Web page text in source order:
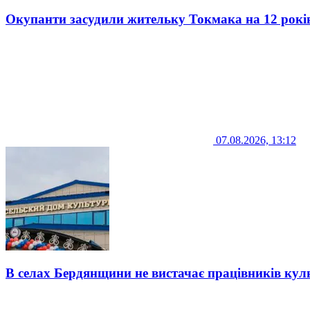
Окупанти засудили жительку Токмака на 12
07.08.2026, 13:12
В селах Бердянщини не вистачає працівників